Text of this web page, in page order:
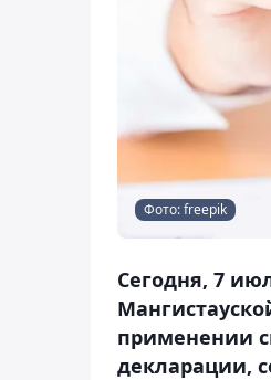
Фото: freepik
Сегодня, 7
применении
декларации,